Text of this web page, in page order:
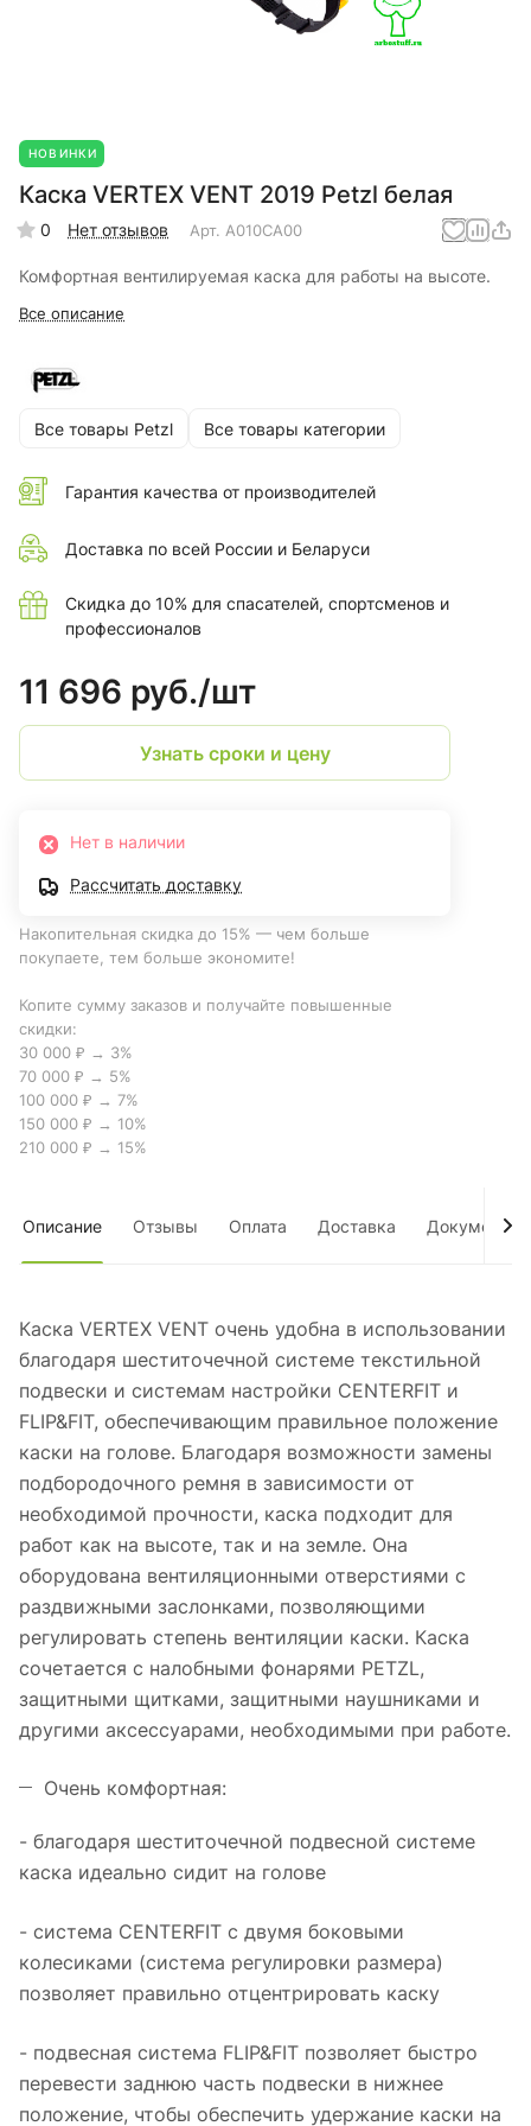
НОВИНКИ
Каска VERTEX VENT 2019 Petzl белая
0 Нет отзывов Арт. A010CA00
Комфортная вентилируемая каска для работы на высоте.
Все описание
Все товары Petzl Все товары категории
Гарантия качества от производителей
Доставка по всей России и Беларуси
Скидка до 10% для спасателей, спортсменов и
профессионалов
11 696 руб./шт
Узнать сроки и цену
Нет в наличии
Рассчитать доставку
Накопительная скидка до 15% — чем больше
покупаете, тем больше экономите!
Копите сумму заказов и получайте повышенные
скидки:
30 000 ₽ → 3%
70 000 ₽ → 5%
100 000 ₽ → 7%
150 000 ₽ → 10%
210 000 ₽ → 15%
Описание Отзывы Оплата Доставка Документы
Каска VERTEX VENT очень удобна в использовании
благодаря шеститочечной системе текстильной
подвески и системам настройки CENTERFIT и
FLIP&FIT, обеспечивающим правильное положение
каски на голове. Благодаря возможности замены
подбородочного ремня в зависимости от
необходимой прочности, каска подходит для
работ как на высоте, так и на земле. Она
оборудована вентиляционными отверстиями с
раздвижными заслонками, позволяющими
регулировать степень вентиляции каски. Каска
сочетается с налобными фонарями PETZL,
защитными щитками, защитными наушниками и
другими аксессуарами, необходимыми при работе.
Очень комфортная:
- благодаря шеститочечной подвесной системе
каска идеально сидит на голове
- система CENTERFIT с двумя боковыми
колесиками (система регулировки размера)
позволяет правильно отцентрировать каску
- подвесная система FLIP&FIT позволяет быстро
перевести заднюю часть подвески в нижнее
положение, чтобы обеспечить удержание каски на